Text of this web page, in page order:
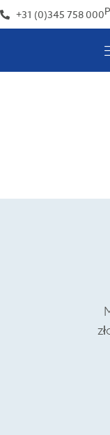
+31 (0)345 758 000